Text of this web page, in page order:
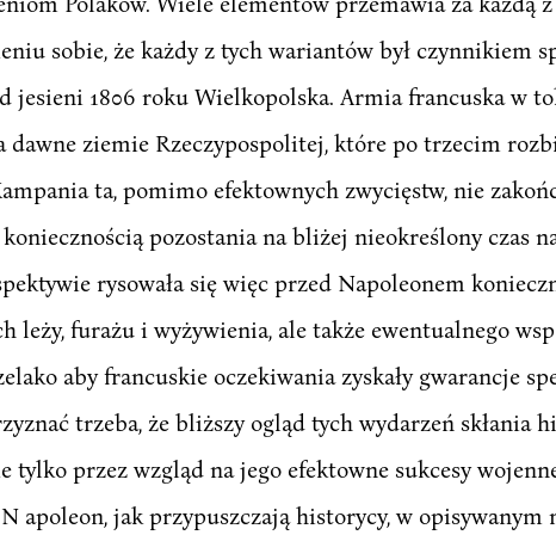
sobie, że każdy z tych wariantów był czynnikiem
jesieni 1806 roku Wielkopolska. Armia francuska w
dawne ziemie Rzeczypospolitej, które po trzecim
ta, pomimo efektownych zwycięstw, nie
pozostania na bliżej nieokreślony czas
rysowała się więc przed Napoleonem
leży, furażu i wyżywienia, ale także ewentualnego
aby francuskie oczekiwania zyskały gwarancje
trzeba, że bliższy ogląd tych wydarzeń skłania
tylko przez wzgląd na jego efektowne sukcesy
apoleon, jak przypuszczają historycy, w opisywanym